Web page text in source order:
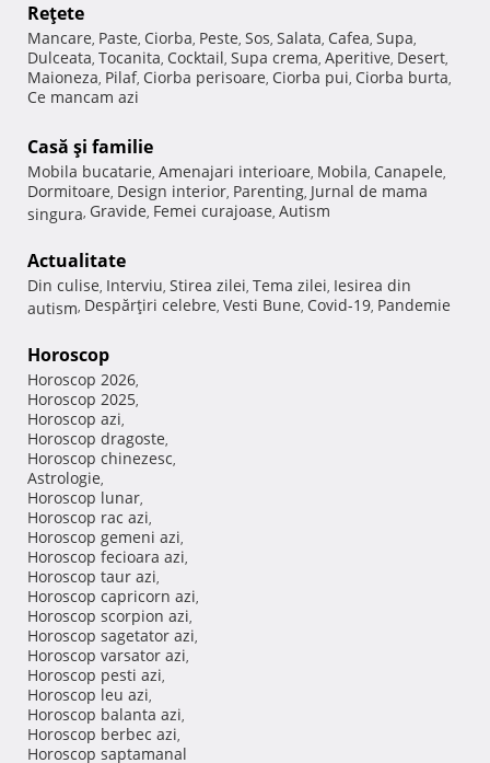
Reţete
Mancare, Paste, Ciorba, Peste, Sos, Salata, Cafea, Supa,
Dulceata, Tocanita, Cocktail, Supa crema, Aperitive, Desert,
Maioneza, Pilaf, Ciorba perisoare, Ciorba pui, Ciorba burta,
Ce mancam azi
Casă şi familie
Mobila bucatarie, Amenajari interioare, Mobila, Canapele,
Dormitoare, Design interior, Parenting, Jurnal de mama
singura, Gravide, Femei curajoase, Autism
Actualitate
Din culise, Interviu, Stirea zilei, Tema zilei, Iesirea din
autism, Despărţiri celebre, Vesti Bune, Covid-19, Pandemie
Horoscop
Horoscop 2026,
Horoscop 2025,
Horoscop azi,
Horoscop dragoste,
Horoscop chinezesc,
Astrologie,
Horoscop lunar,
Horoscop rac azi,
Horoscop gemeni azi,
Horoscop fecioara azi,
Horoscop taur azi,
Horoscop capricorn azi,
Horoscop scorpion azi,
Horoscop sagetator azi,
Horoscop varsator azi,
Horoscop pesti azi,
Horoscop leu azi,
Horoscop balanta azi,
Horoscop berbec azi,
Horoscop saptamanal